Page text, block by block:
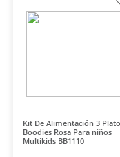
Kit De Alimentación 3 Platos
Boodies Rosa Para niños
Multikids BB1110